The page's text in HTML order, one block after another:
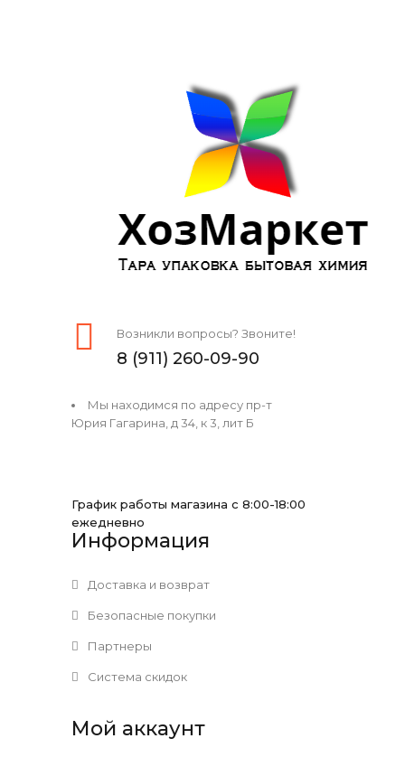
Возникли вопросы? Звоните!
8 (911) 260-09-90
Мы находимся по адресу пр-т
Юрия Гагарина, д 34, к 3, лит Б
График работы магазина с 8:00-18:00
ежедневно
Информация
Доставка и возврат
Безопасные покупки
Партнеры
Система скидок
Мой аккаунт